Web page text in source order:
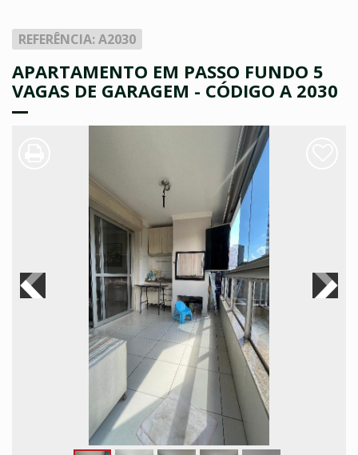
REFERÊNCIA: A2030
APARTAMENTO EM PASSO FUNDO 5
VAGAS DE GARAGEM - CÓDIGO A 2030